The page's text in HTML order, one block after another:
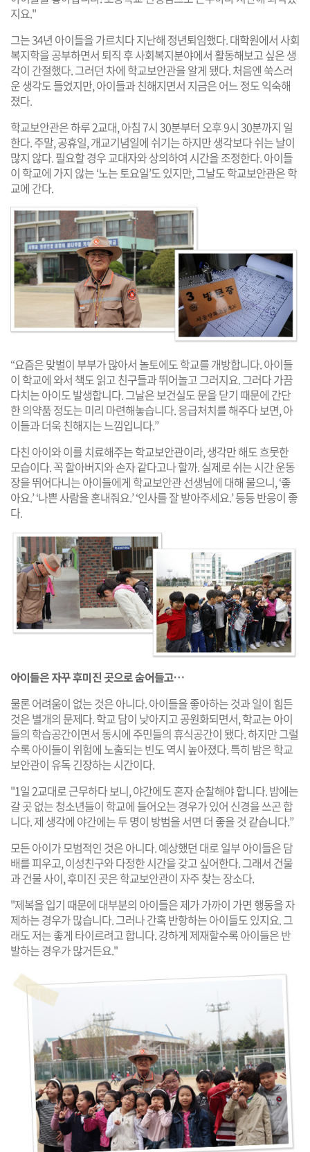
지요."
그는 34년 아이들을 가르치다 지난해 정년퇴임했다. 대학원에서 사회
복지학을 공부하면서 퇴직 후 사회복지분야에서 활동해보고 싶은 생
각이 간절했다. 그러던 차에 학교보안관을 알게 됐다. 처음엔 쑥스러
운 생각도 들었지만, 아이들과 친해지면서 지금은 어느 정도 익숙해
졌다.
학교보안관은 하루 2교대, 아침 7시 30분부터 오후 9시 30분까지 일
한다. 주말, 공휴일, 개교기념일에 쉬기는 하지만 생각보다 쉬는 날이
많지 않다. 필요할 경우 교대자와 상의하여 시간을 조정한다. 아이들
이 학교에 가지 않는 ‘노는 토요일’도 있지만, 그날도 학교보안관은 학
교에 간다.
“요즘은 맞벌이 부부가 많아서 놀토에도 학교를 개방합니다. 아이들
이 학교에 와서 책도 읽고 친구들과 뛰어놀고 그러지요. 그러다 가끔
다치는 아이도 발생합니다. 그날은 보건실도 문을 닫기 때문에 간단
한 의약품 정도는 미리 마련해놓습니다. 응급처치를 해주다 보면, 아
이들과 더욱 친해지는 느낌입니다.”
다친 아이와 이를 치료해주는 학교보안관이라, 생각만 해도 흐뭇한
모습이다. 꼭 할아버지와 손자 같다고나 할까. 실제로 쉬는 시간 운동
장을 뛰어다니는 아이들에게 학교보안관 선생님에 대해 물으니, ‘좋
아요.’ ‘나쁜 사람을 혼내줘요.’ ‘인사를 잘 받아주세요.’ 등등 반응이 좋
다.
아이들은 자꾸 후미진 곳으로 숨어들고…
물론 어려움이 없는 것은 아니다. 아이들을 좋아하는 것과 일이 힘든
것은 별개의 문제다. 학교 담이 낮아지고 공원화되면서, 학교는 아이
들의 학습공간이면서 동시에 주민들의 휴식공간이 됐다. 하지만 그럴
수록 아이들이 위험에 노출되는 빈도 역시 높아졌다. 특히 밤은 학교
보안관이 유독 긴장하는 시간이다.
"1일 2교대로 근무하다 보니, 야간에도 혼자 순찰해야 합니다. 밤에는
갈 곳 없는 청소년들이 학교에 들어오는 경우가 있어 신경을 쓰곤 합
니다. 제 생각에 야간에는 두 명이 방범을 서면 더 좋을 것 같습니다.”
모든 아이가 모범적인 것은 아니다. 예상했던 대로 일부 아이들은 담
배를 피우고, 이성친구와 다정한 시간을 갖고 싶어한다. 그래서 건물
과 건물 사이, 후미진 곳은 학교보안관이 자주 찾는 장소다.
"제복을 입기 때문에 대부분의 아이들은 제가 가까이 가면 행동을 자
제하는 경우가 많습니다. 그러나 간혹 반항하는 아이들도 있지요. 그
래도 저는 좋게 타이르려고 합니다. 강하게 제재할수록 아이들은 반
발하는 경우가 많거든요."